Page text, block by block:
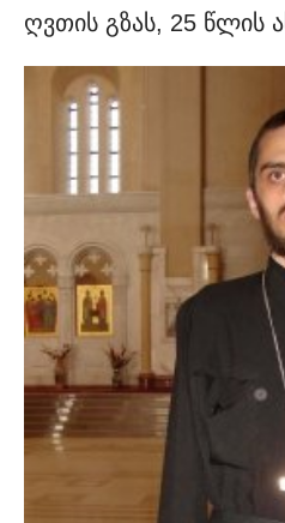
ღვთის გზას, 25 წლის